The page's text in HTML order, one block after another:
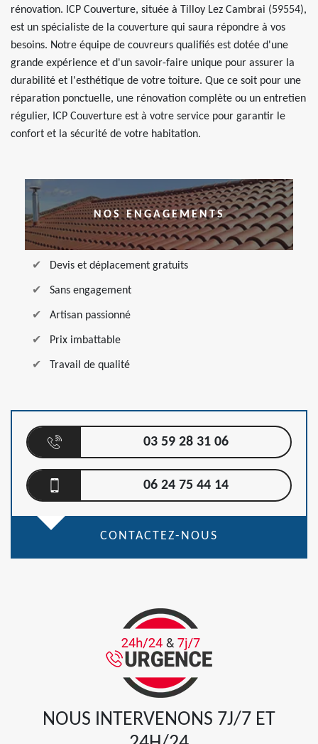
rénovation. ICP Couverture, située à Tilloy Lez Cambrai (59554),
est un spécialiste de la couverture qui saura répondre à vos
besoins. Notre équipe de couvreurs qualifiés est dotée d'une
grande expérience et d'un savoir-faire unique pour assurer la
durabilité et l'esthétique de votre toiture. Que ce soit pour une
réparation ponctuelle, une rénovation complète ou un entretien
régulier, ICP Couverture est à votre service pour garantir le
confort et la sécurité de votre habitation.
NOS ENGAGEMENTS
Devis et déplacement gratuits
Sans engagement
Artisan passionné
Prix imbattable
Travail de qualité
03 59 28 31 06
06 24 75 44 14
CONTACTEZ-NOUS
NOUS INTERVENONS 7J/7 ET